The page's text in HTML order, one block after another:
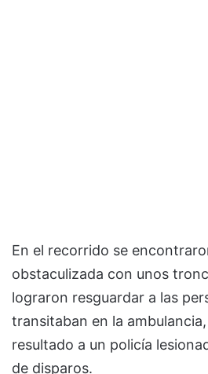
En el recorrido se
obstaculizada con unos
lograron resguardar a las
transitaban en la
resultado a un policía
de disparos.